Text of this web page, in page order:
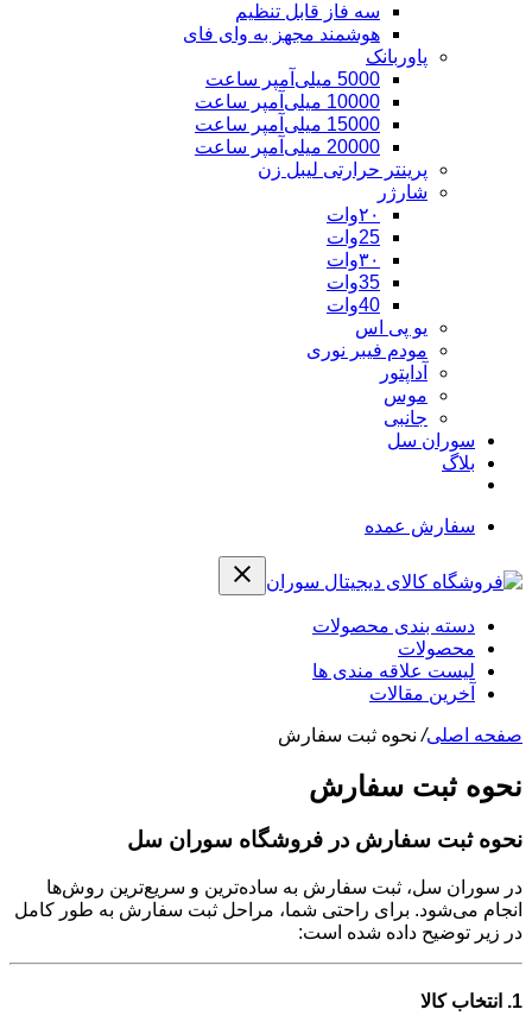
سه فاز قابل تنظیم
هوشمند مجهز به وای فای
پاوربانک
5000 میلی‌آمپر ساعت
10000 میلی‌آمپر ساعت
15000 میلی‌آمپر ساعت
20000 میلی‌آمپر ساعت
پرینتر حرارتی لیبل زن
شارژر
۲۰وات
25وات
۳۰وات
35وات
40وات
یو پی اس
مودم فیبر نوری
آداپتور
موس
جانبی
سوران سل
بلاگ
سفارش عمده
دسته بندی محصولات
محصولات
لیست علاقه مندی ها
آخرین مقالات
صفحه اصلی/ نحوه ثبت سفارش
نحوه ثبت سفارش
نحوه ثبت سفارش در فروشگاه سوران سل
در سوران سل، ثبت سفارش به ساده‌ترین و سریع‌ترین روش‌ها
انجام می‌شود. برای راحتی شما، مراحل ثبت سفارش به طور کامل
در زیر توضیح داده شده است:
1. انتخاب کالا